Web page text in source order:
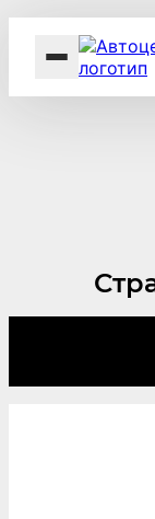
Акции
Контакты